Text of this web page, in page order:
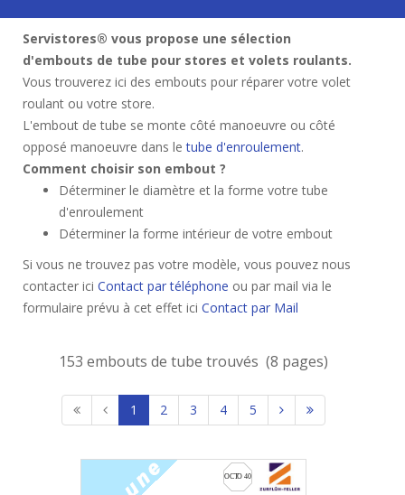
Servistores® vous propose une sélection
d'embouts de tube pour stores et volets roulants.
Vous trouverez ici des embouts pour réparer votre volet
roulant ou votre store.
L'embout de tube se monte côté manoeuvre ou côté
opposé manoeuvre dans letube d'enroulement.
Comment choisir son embout ?
Déterminer le diamètre et la forme votre tube
d'enroulement
Déterminer la forme intérieur de votre embout
Si vous ne trouvez pas votre modèle, vous pouvez nous
contacter ici Contact par téléphone ou par mail via le
formulaire prévu à cet effet ici Contact par Mail
153 embouts de tube trouvés (8 pages)
1 2 3 4 5